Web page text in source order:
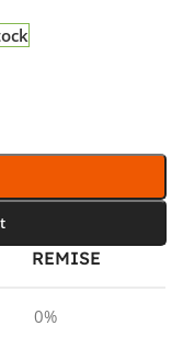
REMISE
0%